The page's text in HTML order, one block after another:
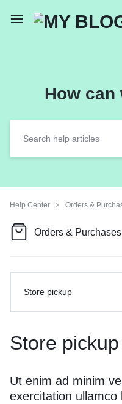
How can
Help Center Orders &
Orders & Purchases
Store pickup
Ut enim ad minim
exercitation ullamco
Store pickup